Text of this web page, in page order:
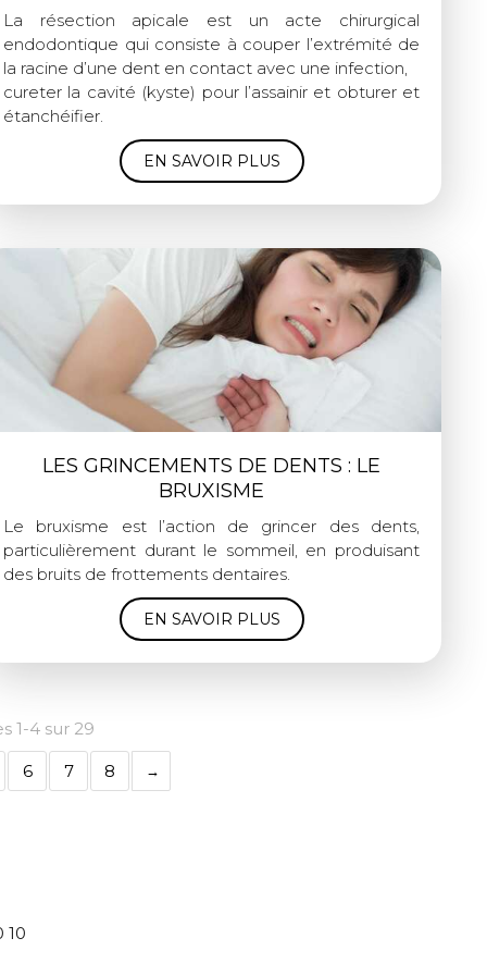
La résection apicale est un acte chirurgical
endodontique qui consiste à couper l’extrémité de
la racine d’une dent en contact avec une infection,
cureter la cavité (kyste) pour l’assainir et obturer et
étanchéifier.
EN SAVOIR PLUS
LES GRINCEMENTS DE DENTS : LE
BRUXISME
Le bruxisme est l’action de grincer des dents,
particulièrement durant le sommeil, en produisant
des bruits de frottements dentaires.
EN SAVOIR PLUS
1-4 sur 29
6 7 8
10